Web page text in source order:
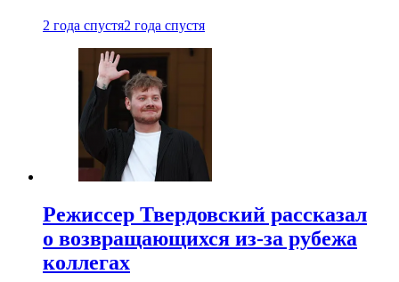
2 года спустя2 года спустя
Режиссер Твердовский рассказал
о возвращающихся из-за рубежа
коллегах